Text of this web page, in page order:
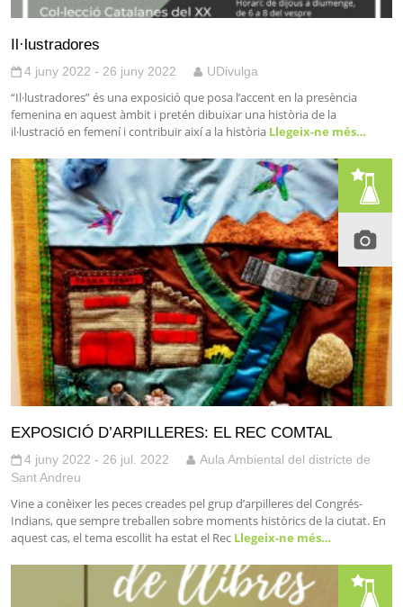
Il·lustradores
4 juny 2022 - 26 juny 2022 UDivulga
“Il·lustradores” és una exposició que posa l’accent en la presència
femenina en aquest àmbit i pretén dibuixar una història de la
il·lustració en femení i contribuir així a la història Llegeix-ne més…
EXPOSICIÓ D’ARPILLERES: EL REC COMTAL
4 juny 2022 - 26 jul. 2022
Aula Ambiental del districte de
Sant Andreu
Vine a conèixer les peces creades pel grup d’arpilleres del Congrés-
Indians, que sempre treballen sobre moments històrics de la ciutat. En
aquest cas, el tema escollit ha estat el Rec Llegeix-ne més…